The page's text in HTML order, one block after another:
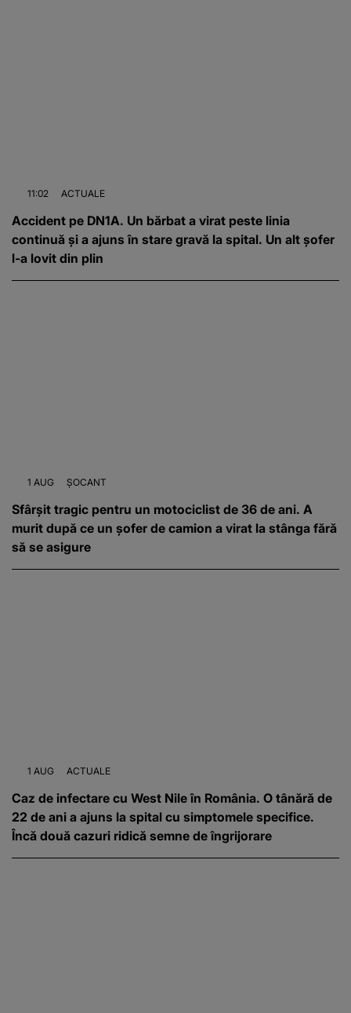
11:02 ACTUALE
Accident pe DN1A. Un bărbat a virat peste linia
continuă și a ajuns în stare gravă la spital. Un alt șofer
l-a lovit din plin
1 AUG ȘOCANT
Sfârşit tragic pentru un motociclist de 36 de ani. A
murit după ce un șofer de camion a virat la stânga fără
să se asigure
1 AUG ACTUALE
Caz de infectare cu West Nile în România. O tânără de
22 de ani a ajuns la spital cu simptomele specifice.
Încă două cazuri ridică semne de îngrijorare